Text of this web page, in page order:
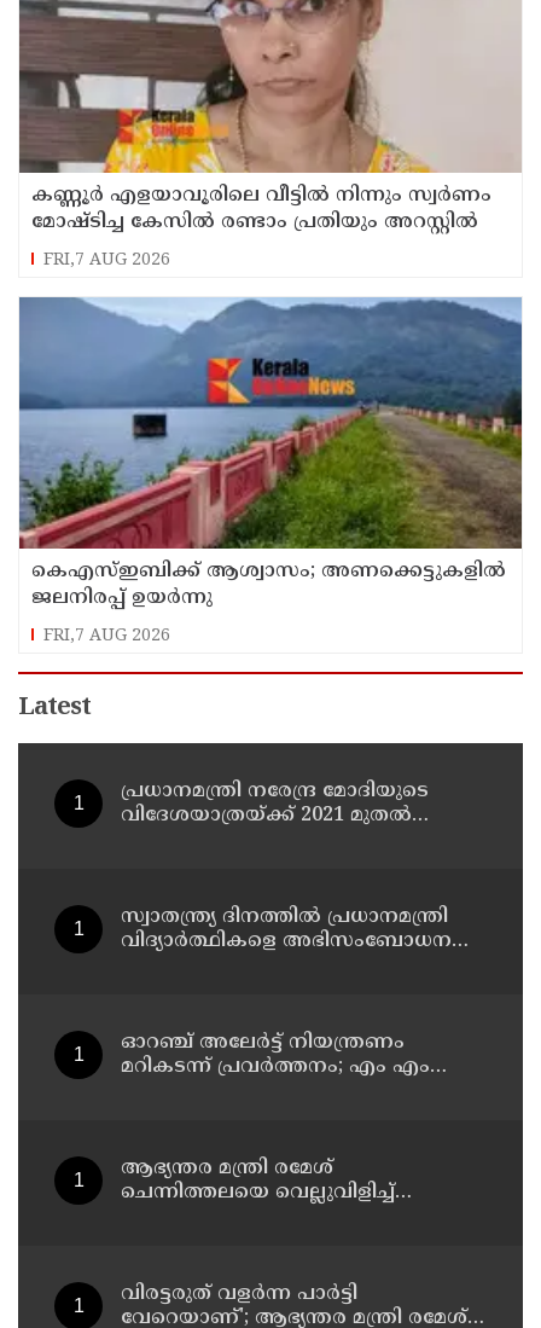
കണ്ണൂർ എളയാവൂരിലെ വീട്ടിൽ നിന്നും സ്വർണം
മോഷ്ടിച്ച കേസിൽ രണ്ടാം പ്രതിയും അറസ്റ്റിൽ
FRI,7 AUG 2026
കെഎസ്ഇബിക്ക് ആശ്വാസം; അണക്കെട്ടുകളില്‍
ജലനിരപ്പ് ഉയര്‍ന്നു
FRI,7 AUG 2026
Latest
പ്രധാനമന്ത്രി നരേന്ദ്ര മോദിയുടെ
വിദേശയാത്രയ്ക്ക് 2021 മുതല്‍
സ്വാതന്ത്ര്യ ദിനത്തില്‍ പ്രധാനമന്ത്രി
വിദ്യാര്‍ത്ഥികളെ അഭിസംബോധന
ഓറഞ്ച് അലേര്‍ട്ട് നിയന്ത്രണം
മറികടന്ന് പ്രവര്‍ത്തനം; എം എം
ആഭ്യന്തര മന്ത്രി രമേശ്
ചെന്നിത്തലയെ വെല്ലുവിളിച്ച്
വിരട്ടരുത് വളര്‍ന്ന പാര്‍ട്ടി
വേറെയാണ്'; ആഭ്യന്തര മന്ത്രി രമേശ്